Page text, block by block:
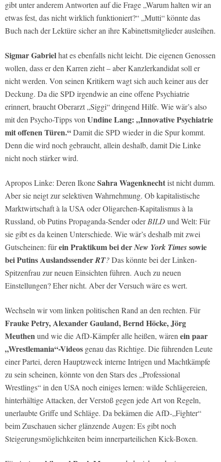
gibt unter anderem Antworten auf die Frage „Warum halten wir an
etwas fest, das nicht wirklich funktioniert?“ „Mutti“ könnte das
Buch nach der Lektüre sicher an ihre Kabinettsmitglieder ausleihen.
Sigmar Gabrielhat es ebenfalls nicht leicht. Die eigenen Genossen
wollen, dass er den Karren zieht – aber Kanzlerkandidat soll er
nicht werden. Von seinen Kritikern wagt sich auch keiner aus der
Deckung. Da die SPD irgendwie an eine offene Psychiatrie
erinnert, braucht Oberarzt „Siggi“ dringend Hilfe. Wie wär’s also
mit den Psycho-Tipps von Undine Lang: „Innovative Psychiatrie
mit offenen Türen.“Damit die SPD wieder in die Spur kommt.
Denn die wird noch gebraucht, allein deshalb, damit Die Linke
nicht noch stärker wird.
Apropos Linke: Deren IkoneSahra Wagenknechtist nicht dumm.
Aber sie neigt zur selektiven Wahrnehmung. Ob kapitalistische
Marktwirtschaft à la USA oder Oligarchen-Kapitalismus à la
Russland, ob Putins Propaganda-Sender oderBILDund Welt: Für
sie gibt es da keinen Unterschiede. Wie wär’s deshalb mit zwei
Gutscheinen: fürein Praktikum bei derNew York Timessowie
bei Putins AuslandssenderRT?Das könnte bei der Linken-
Spitzenfrau zur neuen Einsichten führen. Auch zu neuen
Einstellungen? Eher nicht. Aber der Versuch wäre es wert.
Wechseln wir vom linken politischen Rand an den rechten. Für
Frauke Petry, Alexander Gauland, Bernd Höcke, Jörg
Meuthenund wie die AfD-Kämpfer alle heißen, wären ein paar
„Wrestlemania“-Videos genau das Richtige. Die führenden Leute
einer Partei, deren Hauptzweck interne Intrigen und Machtkämpfe
zu sein scheinen, könnte von den Stars des „Professional
Wrestlings“ in den USA noch einiges lernen: wilde Schlägereien,
hinterhältige Attacken, der Verstoß gegen jede Art von Regeln,
unerlaubte Griffe und Schläge. Da bekämen die AfD-„Fighter“
beim Zuschauen sicher glänzende Augen: Es gibt noch
Steigerungsmöglichkeiten beim innerparteilichen Kick-Boxen.